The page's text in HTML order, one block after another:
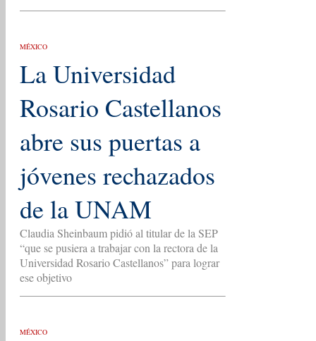
MÉXICO
La Universidad
Rosario Castellanos
abre sus puertas a
jóvenes rechazados
de la UNAM
Claudia Sheinbaum pidió al titular de la SEP
“que se pusiera a trabajar con la rectora de la
Universidad Rosario Castellanos” para lograr
ese objetivo
MÉXICO